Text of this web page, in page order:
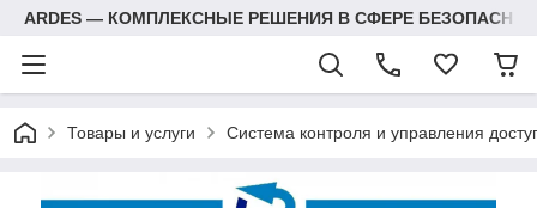
ARDES — КОМПЛЕКСНЫЕ РЕШЕНИЯ В СФЕРЕ
Товары и услуги Система контроля и управления